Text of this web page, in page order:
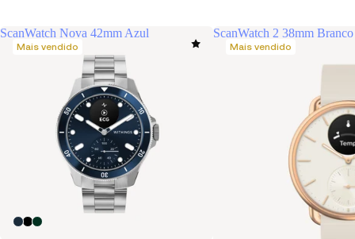
ScanWatch Nova 42mm Azul
Mais vendido
ScanWatch 2 38mm
Mais vendido